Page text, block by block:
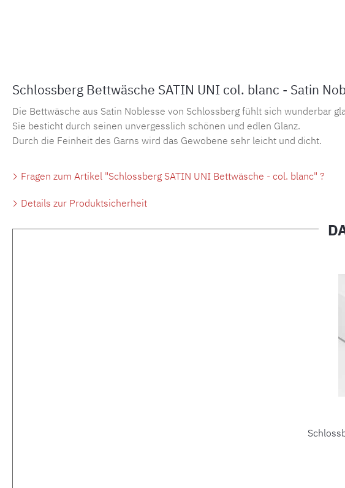
Schlossberg Bettwäsche SATIN UNI col. blanc - Satin
Die Bettwäsche aus Satin Noblesse von Schlossberg fühlt sich wunderbar
Sie besticht durch seinen unvergesslich schönen und edlen Glanz.
Durch die Feinheit des Garns wird das Gewobene sehr leicht und dicht.
Fragen zum Artikel "Schlossberg SATIN UNI Bettwäsche - col. blanc" ?
Details zur Produktsicherheit